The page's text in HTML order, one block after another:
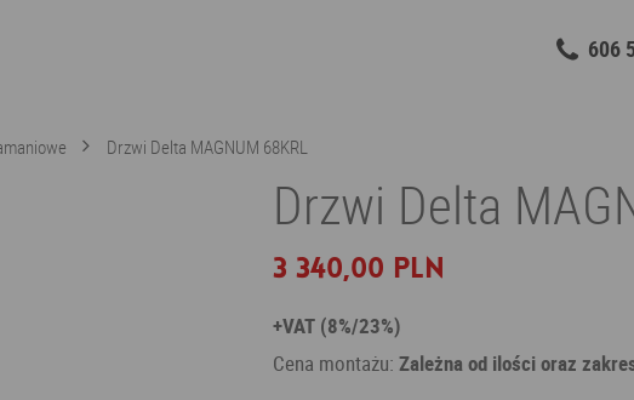
606
Drzwi Delta MAGNUM 68KRL
Drzwi Delta
3 340,00 PLN
+VAT (8%/23%)
Cena montażu: Zależna od ilości oraz